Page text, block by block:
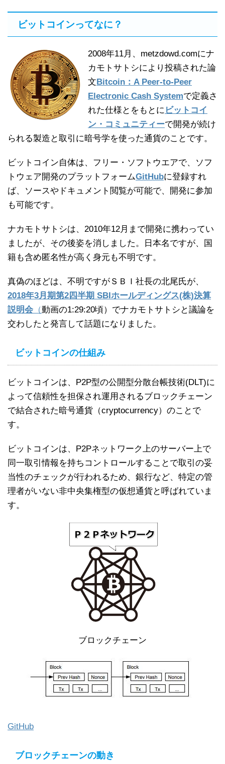
ビットコインってなに？
2008年11月、metzdowd.comにナ
カモトサトシにより投稿された論
文Bitcoin：A Peer-to-Peer
Electronic Cash Systemで定義さ
れた仕様とをもとに ビットコイ
ン・コミュニティーで開発が続け
られる製造と取引に暗号学を使った通貨のことです。
ビットコイン自体は、フリー・ソフトウエアで、ソフ
トウェア開発のプラットフォームGitHubに登録すれ
ば、ソースやドキュメント閲覧が可能で、開発に参加
も可能です。
ナカモトサトシは、2010年12月まで開発に携わってい
ましたが、その後姿を消しました。日本名ですが、国
籍も含め匿名性が高く身元も不明です。
真偽のほどは、不明ですがＳＢＩ社長の北尾氏が、
2018年3月期第2四半期 SBIホールディングス(株)決算
説明会 （動画の1:29:20頃）でナカモトサトシと議論を
交わしたと発言して話題になりました。
ビットコインの仕組み
ビットコインは、P2P型の公開型分散台帳技術(DLT)に
よって信頼性を担保され運用されるブロックチェーン
で結合された暗号通貨（cryptocurrency）のことで
す。
ビットコインは、P2Pネットワーク上のサーバー上で
同一取引情報を持ちコントロールすることで取引の妥
当性のチェックが行われるため、銀行など、特定の管
理者がいない非中央集権型の仮想通貨と呼ばれていま
す。
ブロックチェーン
GitHub
ブロックチェーンの動き